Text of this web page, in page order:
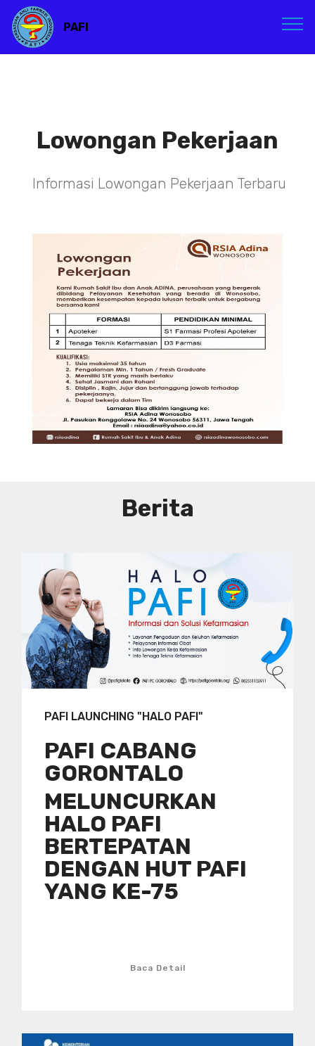
PAFI
Lowongan Pekerjaan
Informasi Lowongan Pekerjaan Terbaru
TENAGA TEKNIS
KEFARMASIAN DI RSIA ADINA
WONOSOBO
DIBUTUHKAN SEGERA TENAGA TEKNIS
KEFARMASIAN DI RUMAH SAKIT IBU
DAN ANAK ADINA WONOSOBO
SYARAT DAN KETENTUAN LIHAT
BROSUR
Berita
PAFI LAUNCHING "HALO PAFI"
PAFI CABANG
GORONTALO
MELUNCURKAN
HALO PAFI
BERTEPATAN
DENGAN HUT PAFI
YANG KE-75
Baca Detail